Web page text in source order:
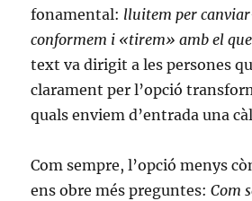
fonamental: lluitem per
conformem i «tirem» amb el
text va dirigit a les persones
clarament per l’opció
quals enviem d’entrada una
Com sempre, l’opció menys
ens obre més preguntes:Com